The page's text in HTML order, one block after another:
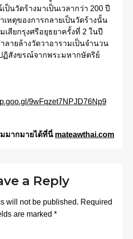
นวัดร้างมาเป็นเวลากว่า 200 ปี
หตุของการกลายเป็นวัดร้างนั้น
เสียกรุงศรีอยุธยาครั้งที่ 2 ในปี
ลายล้างวัดวาอารามเป็นจำนวน
ฏิสังขรณ์จากพระมหากษัตริย์
9wFqzet7NPJD76Np9
มากมายได้ที่นี่ mateawthai.com
a Reply
will not be published. Required
are marked *